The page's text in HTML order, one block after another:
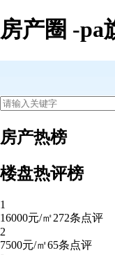
房产圈 -pa
房产热榜
楼盘热评榜
1
16000元/㎡272条点评
2
7500元/㎡65条点评